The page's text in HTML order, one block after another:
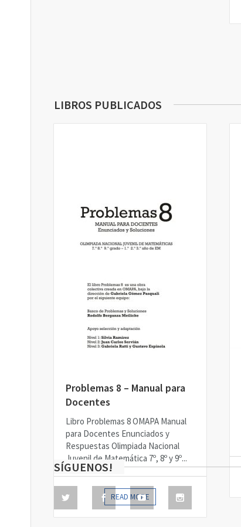
LIBROS PUBLICADOS
Problemas 8 – Manual para
Docentes
Libro Problemas 8 OMAPA Manual
para Docentes Enunciados y
Respuestas Olimpiada Nacional
Juvenil de Matemática 7º, 8º y 9º...
READ MORE
SÍGUENOS!